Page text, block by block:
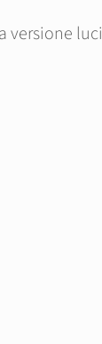
versione